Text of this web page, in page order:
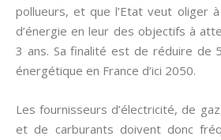
pollueurs, et que l’Etat veut oliger
d’énergie en leur des objectifs à
3 ans. Sa finalité est de réduire de
énergétique en France d’ici 2050.
Les fournisseurs d’électricité, de
et de carburants doivent donc